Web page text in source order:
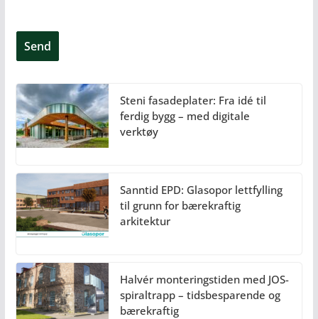
Steni fasadeplater: Fra idé til
ferdig bygg – med digitale
verktøy
Sanntid EPD: Glasopor lettfylling
til grunn for bærekraftig
arkitektur
Halvér monteringstiden med JOS-
spiraltrapp – tidsbesparende og
bærekraftig